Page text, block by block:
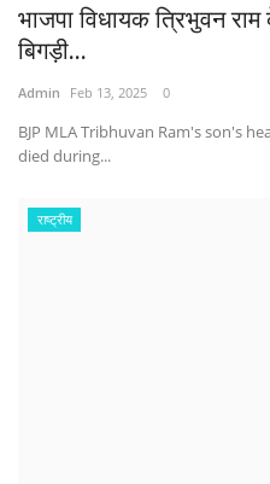
भाजपा विधायक त्रिभुवन
बिगड़ी...
Admin Feb 13, 2025 0
BJP MLA Tribhuvan Ram's son's
died during...
राष्ट्रीय